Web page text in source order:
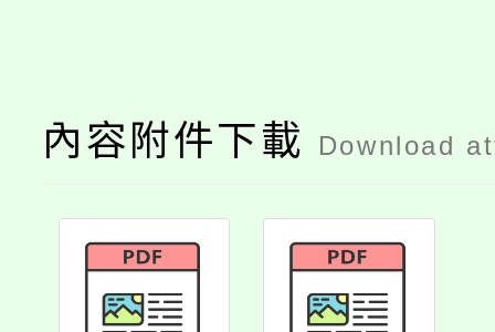
內容附件下載 Download